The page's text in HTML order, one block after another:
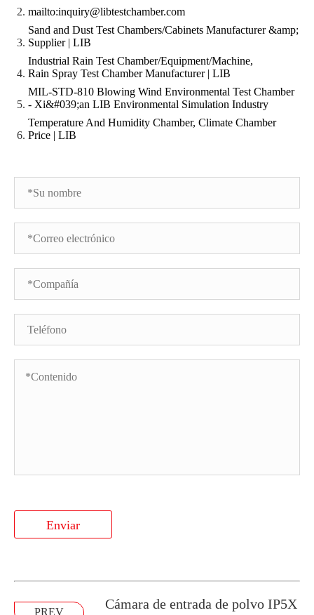
mailto:inquiry@libtestchamber.com
Sand and Dust Test Chambers/Cabinets Manufacturer &amp;
Supplier | LIB
Industrial Rain Test Chamber/Equipment/Machine,
Rain Spray Test Chamber Manufacturer | LIB
MIL-STD-810 Blowing Wind Environmental Test Chamber
- Xi&#039;an LIB Environmental Simulation Industry
Temperature And Humidity Chamber, Climate Chamber
Price | LIB
Enviar
PREV
Cámara de entrada de polvo IP5X